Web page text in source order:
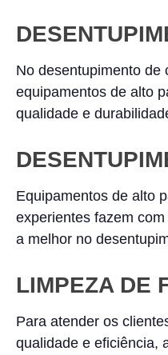
No desentupimento de
equipamentos de alto
qualidade e
Equipamentos de alto
experientes fazem
a melhor no
LIMPEZA DE
Para atender os
qualidade e eficiência,